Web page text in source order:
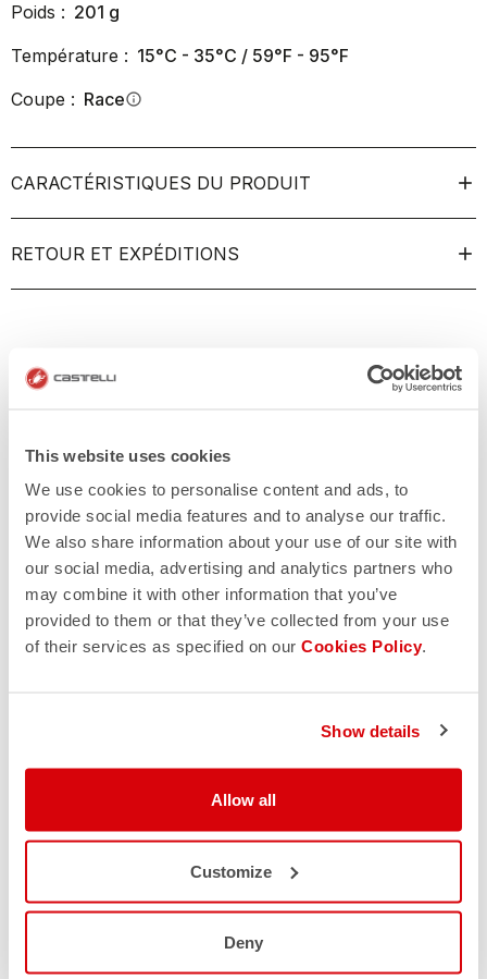
This website uses cookies
We use cookies to personalise content and ads, to
provide social media features and to analyse our traffic.
We also share information about your use of our site with
our social media, advertising and analytics partners who
may combine it with other information that you’ve
provided to them or that they’ve collected from your use
of their services as specified on our Cookies Policy.
Show details
Allow all
Customize
Deny
Poids : 201 g
Température : 15°C - 35°C / 59°F - 95°F
Coupe : Raceinfo
CARACTÉRISTIQUES DU PRODUIT
RETOUR ET EXPÉDITIONS